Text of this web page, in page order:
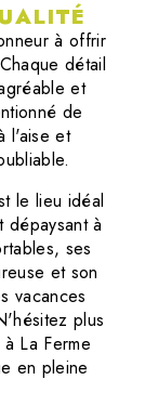
à offrir
détail
et
de
l'aise et
le lieu idéal
dépaysant à
ses
et son
vacances
plus
La Ferme
en pleine